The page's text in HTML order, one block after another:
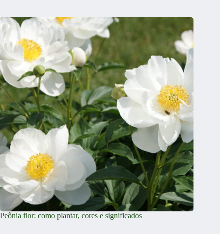
Peônia flor: como plantar, cores e significados